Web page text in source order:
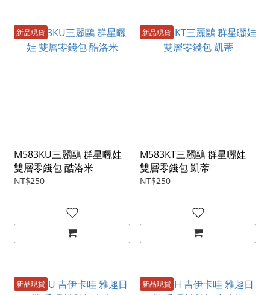
新品現貨
M583KU三麗鷗 群星曬娃
雙層零錢包 酷洛米
NT$250
新品現貨
M583KT三麗鷗 群星曬娃
雙層零錢包 凱蒂
NT$250
新品現貨 新品現貨